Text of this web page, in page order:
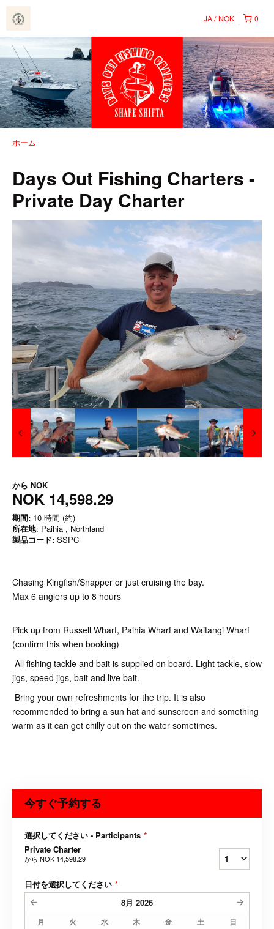
0
JA NOK
ホーム
Days Out Fishing Charters -
Private Day Charter
から NOK
NOK 14,598.29
期間: 10 時間 (約)
所在地: Paihia , Northland
製品コード: SSPC
Chasing Kingfish/Snapper or just cruising the bay.
Max 6 anglers up to 8 hours
Pick up from Russell Wharf, Paihia Wharf and Waitangi Wharf
(confirm this when booking)
All fishing tackle and bait is supplied on board. Light tackle, slow
jigs, speed jigs, bait and live bait.
Bring your own refreshments for the trip. It is also
recommended to bring a sun hat and sunscreen and something
warm as it can get chilly out on the water sometimes.
今すぐ予約する
選択してください - Participants *
Private Charter
から NOK 14,598.29
日付を選択してください *
8月 2026
月 火 水 木 金 土 日